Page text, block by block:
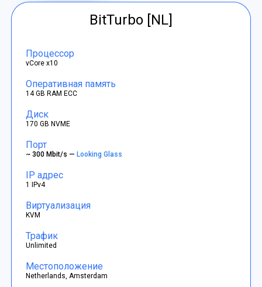
BitTurbo [NL]
Процессор
vCore x10
Оперативная память
14 GB RAM ECC
Диск
170 GB NVME
Порт
~ 300 Mbit/s —Looking Glass
IP адрес
1 IPv4
Виртуализация
KVM
Трафик
Unlimited
Местоположение
Netherlands, Amsterdam